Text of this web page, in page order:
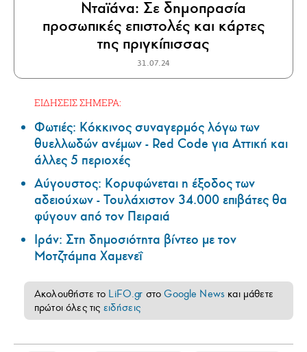
Νταϊάνα: Σε δημοπρασία
προσωπικές επιστολές και κάρτες
της πριγκίπισσας
31.07.24
ΕΙΔΗΣΕΙΣ ΣΗΜΕΡΑ:
Φωτιές: Κόκκινος συναγερμός λόγω των
θυελλωδών ανέμων - Red Code για Αττική και
άλλες 5 περιοχές
Αύγουστος: Κορυφώνεται η έξοδος των
αδειούχων - Τουλάχιστον 34.000 επιβάτες θα
φύγουν από τον Πειραιά
Ιράν: Στη δημοσιότητα βίντεο με τον
Μοτζτάμπα Χαμενεΐ
Ακολουθήστε το LiFO.gr στοGoogle News και μάθετε
πρώτοι όλες τις ειδήσεις